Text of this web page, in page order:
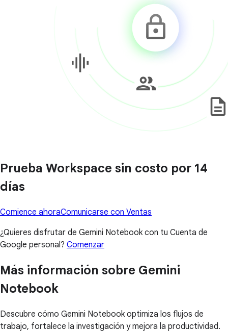
Prueba Workspace sin costo por 14
días
Comience ahoraComunicarse con Ventas
¿Quieres disfrutar de Gemini Notebook con tu Cuenta de
Google personal? Comenzar
Más información sobre Gemini
Notebook
Descubre cómo Gemini Notebook optimiza los flujos de
trabajo, fortalece la investigación y mejora la productividad.